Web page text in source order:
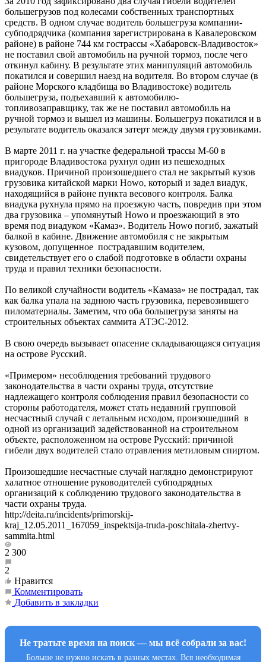
большегрузов под колесами собственных транспортных
средств. В одном случае водитель большегруза компании-
субподрядчика (компания зарегистрирована в Кавалеровском
районе) в районе 744 км гострассы «Хабаровск-Владивосток»
не поставил свой автомобиль на ручной тормоз, после чего
откинул кабину. В результате этих манипуляций автомобиль
покатился и совершил наезд на водителя. Во втором случае (в
районе Морского кладбища во Владивостоке) водитель
большегруза, подъехавший к автомобилю-
топливозаправщику, так же не поставил автомобиль на
ручной тормоз и вышел из машины. Большегруз покатился и в
результате водитель оказался затерт между двумя грузовиками.
В марте 2011 г. на участке федеральной трассы М-60 в
пригороде Владивостока рухнул один из пешеходных
виадуков. Причиной произошедшего стал не закрытый кузов
грузовика китайской марки Howo, который и задел виадук,
находящийся в районе пункта весового контроля. Балка
виадука рухнула прямо на проезжую часть, повредив при этом
два грузовика – упомянутый Howo и проезжающий в это
время под виадуком «Камаз». Водитель Howo погиб, зажатый
балкой в кабине. Движение автомобиля с не закрытым
кузовом, допущенное пострадавшим водителем,
свидетельствует его о слабой подготовке в области охраны
труда и правил техники безопасности.
По великой случайности водитель «Камаза» не пострадал, так
как балка упала на заднюю часть грузовика, перевозившего
пиломатериалы. Заметим, что оба большегруза заняты на
строительных объектах саммита АТЭС-2012.
В свою очередь вызывает опасение складывающаяся ситуация
на острове Русский.
«Примером» несоблюдения требований трудового
законодательства в части охраны труда, отсутствие
надлежащего контроля соблюдения правил безопасности со
стороны работодателя, может стать недавний групповой
несчастный случай с летальным исходом, произошедший в
одной из организаций задействованной на строительном
объекте, расположенном на острове Русский: причиной
гибели двух водителей стало отравления метиловым спиртом.
Произошедшие несчастные случай наглядно демонстрируют
халатное отношение руководителей субподрядных
организаций к соблюдению трудового законодательства в
части охраны труда.
http://deita.ru/incidents/primorskij-
kraj_12.05.2011_167059_inspektsija-truda-poschitala-zhertvy-
sammita.html
2 300
2
Нравится
Комментировать
Добавить в закладки
Не тратьте время на поиск — мы всё собрали за вас!
Больше не нужно искать в разных местах. Вся необходимая